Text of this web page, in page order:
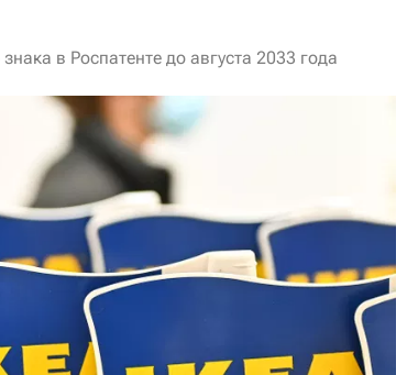
в Роспатенте до августа 2033 года